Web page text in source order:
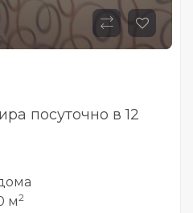
посуточно в 12
м2